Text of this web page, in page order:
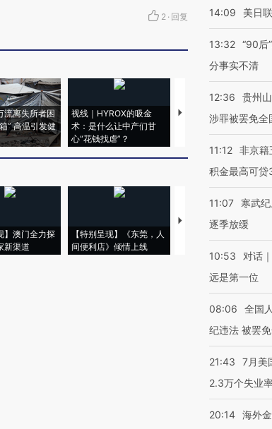
2 · 回复
流离失所者困
” 高温引发健
视线｜HYROX的吸金
术：是什么让中产们甘
心“花钱找虐”？
马航飞行员跨国走私7万
粒摇头丸 尿检体内含3
】澳门全力探
新渠道
【特别呈现】《东莞，人
间便利店》倾情上线
【推广】走进第四届链博
14:09 美日
13:32 “90后
分事实不清
12:36
贵州
涉罪被罢免全
11:12 非京籍
积金最高可
11:07
寒武
逐季放缓
10:53
对话
远是第一位
08:06
全国
纪违法 被罢
21:43
7月美
2.3万个失业
20:14 海外